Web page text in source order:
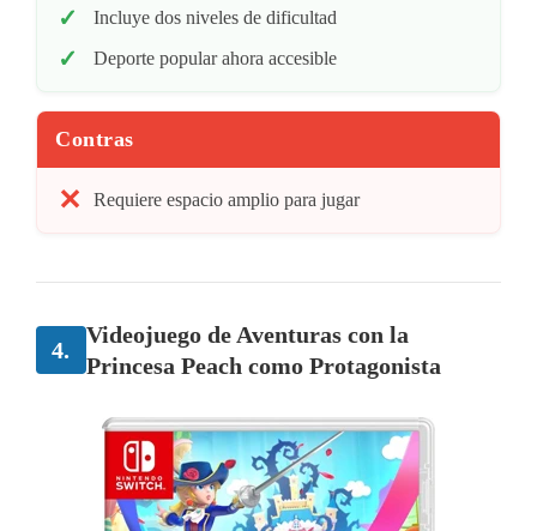
Incluye dos niveles de dificultad
Deporte popular ahora accesible
Contras
Requiere espacio amplio para jugar
4.
Videojuego de Aventuras con la
Princesa Peach como Protagonista